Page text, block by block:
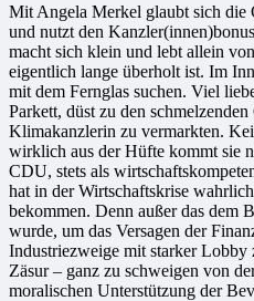
Mit Angela Merkel glaubt sich die
und nutzt den
macht sich klein und lebt allein
eigentlich lange überholt ist. Im
mit dem Fernglas suchen. Viel
Parkett, düst zu den
Klimakanzlerin zu vermarkten.
wirklich aus der Hüfte kommt sie
CDU, stets als
hat in der Wirtschaftskrise
bekommen. Denn außer das dem
wurde, um das Versagen der
Industriezweige mit starker Lobby
Zäsur – ganz zu schweigen von
moralischen Unterstützung der